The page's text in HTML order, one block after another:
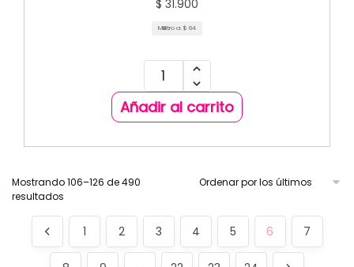
$ 31.900
Mililitro a: $ 64
Añadir al carrito
Mostrando 106–126 de 490
resultados
1 2 3 4 5 6 7